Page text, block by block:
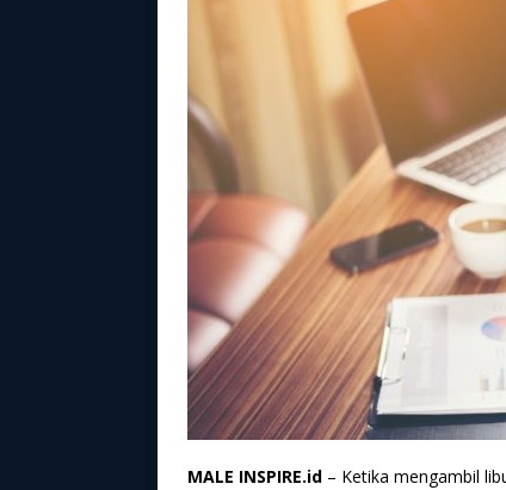
MALE INSPIRE.id – Ketika mengambil